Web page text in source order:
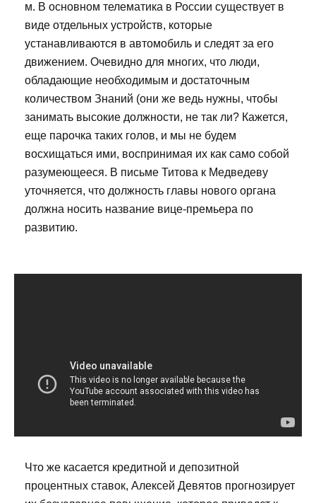
м. В основном телематика в России существует в
виде отдельных устройств, которые
устанавливаются в автомобиль и следят за его
движением. Очевидно для многих, что люди,
обладающие необходимым и достаточным
количеством Знаний (они же ведь нужны, чтобы
занимать высокие должности, не так ли? Кажется,
еще парочка таких голов, и мы не будем
восхищаться ими, воспринимая их как само собой
разумеющееся. В письме Титова к Медведеву
уточняется, что должность главы нового органа
должна носить название вице-премьера по
развитию.
Что же касается кредитной и депозитной
процентных ставок, Алексей Девятов прогнозирует